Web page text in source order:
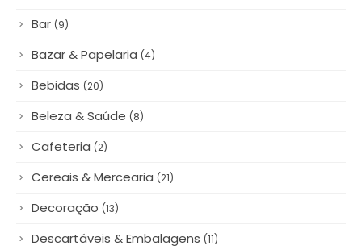
Bar (9)
Bazar & Papelaria (4)
Bebidas (20)
Beleza & Saúde (8)
Cafeteria (2)
Cereais & Mercearia (21)
Decoração (13)
Descartáveis & Embalagens (11)